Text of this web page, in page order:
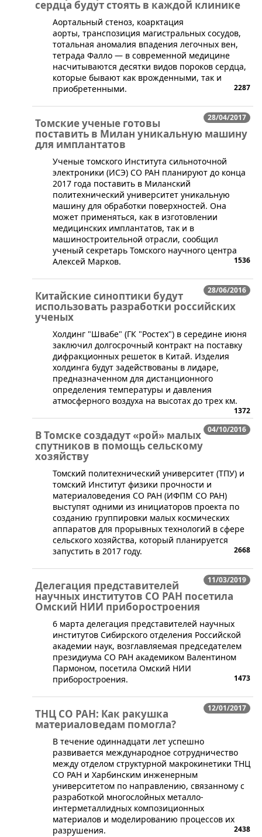
сердца будут стоять в каждой клинике
​Аортальный стеноз, коарктация
аорты, транспозиция магистральных сосудов,
тотальная аномалия впадения легочных вен,
тетрада Фалло — в современной медицине
насчитываются десятки видов пороков сердца,
которые бывают как врожденными, так и
приобретенными.
2287
28/04/2017
Томские ученые готовы
поставить в Милан уникальную машину
для имплантатов
​Ученые томского Института сильноточной
электроники (ИСЭ) СО РАН планируют до конца
2017 года поставить в Миланский
политехнический университет уникальную
машину для обработки поверхностей. Она
может применяться, как в изготовлении
медицинских имплантатов, так и в
машиностроительной отрасли, сообщил
ученый секретарь Томского научного центра
Алексей Марков.
1536
28/06/2016
Китайские синоптики будут
использовать разработки российских
ученых
​Холдинг "Швабе" (ГК "Ростех") в середине июня
заключил долгосрочный контракт на поставку
дифракционных решеток в Китай. Изделия
холдинга будут задействованы в лидаре,
предназначенном для дистанционного
определения температуры и давления
атмосферного воздуха на высотах до трех км.
1372
04/10/2016
В Томске создадут «рой» малых
спутников в помощь сельскому
хозяйству
​Томский политехнический университет (ТПУ) и
томский Институт физики прочности и
материаловедения СО РАН (ИФПМ СО РАН)
выступят одними из инициаторов проекта по
созданию группировки малых космических
аппаратов для прорывных технологий в сфере
сельского хозяйства, который планируется
запустить в 2017 году.
2668
11/03/2019
Делегация представителей
научных институтов СО РАН посетила
Омский НИИ приборостроения
​6 марта делегация представителей научных
институтов Сибирского отделения Российской
академии наук, возглавляемая председателем
президиума СО РАН академиком Валентином
Пармоном, посетила Омский НИИ
приборостроения.
1473
12/01/2017
ТНЦ СО РАН: Как ракушка
материаловедам помогла?
В течение одиннадцати лет успешно
развивается международное сотрудничество
между отделом структурной макрокинетики ТНЦ
СО РАН и Харбинским инженерным
университетом по направлению, связанному с
разработкой многослойных металло-
интерметаллидных композиционных
материалов и моделированию процессов их
разрушения.
2438